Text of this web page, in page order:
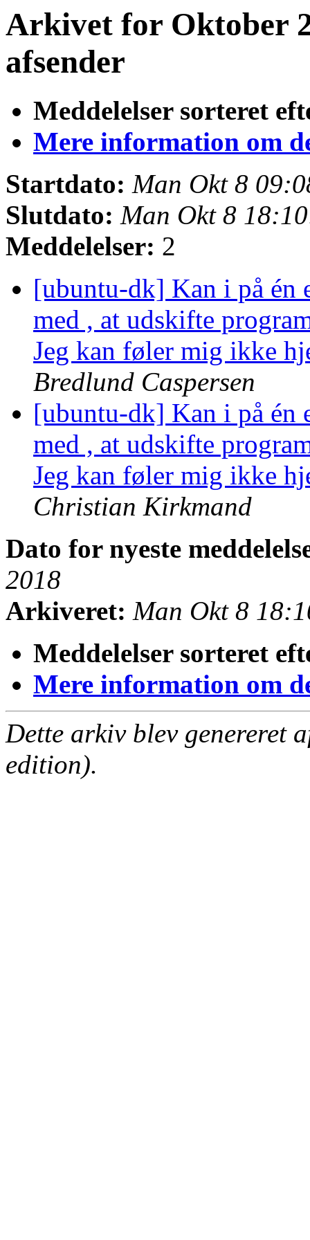
Arkivet for Oktober
afsender
Meddelelser sorteret
Mere information om
Startdato: Man Okt 8
Slutdato: Man Okt 8
Meddelelser: 2
[ubuntu-dk] Kan i på én
med , at udskifte
Jeg kan føler mig ikke
Bredlund Caspersen
[ubuntu-dk] Kan i på én
med , at udskifte
Jeg kan føler mig ikke
Christian Kirkmand
Dato for nyeste
2018
Arkiveret: Man Okt 8
Meddelelser sorteret
Mere information om
Dette arkiv blev genereret
edition).